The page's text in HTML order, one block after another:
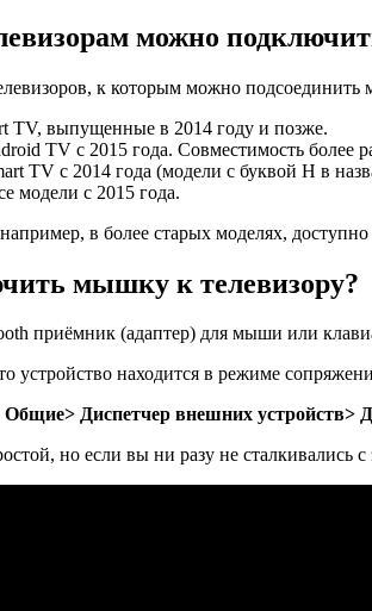
можно
к которым можно
TV, выпущенные в 2014 году и позже.
TV с 2015 года. Совместимость более
TV с 2014 года (модели с буквой H в
модели с 2015 года.
в более старых моделях,
мышку к телевизору?
приёмник (адаптер) для мыши или
устройство находится в режиме
Диспетчер внешних устройств>
но если вы ни разу не сталкивались